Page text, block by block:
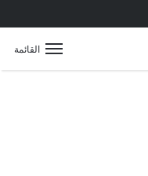
القائمة